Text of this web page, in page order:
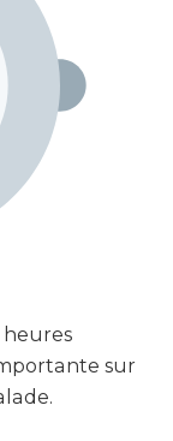
heures
sur